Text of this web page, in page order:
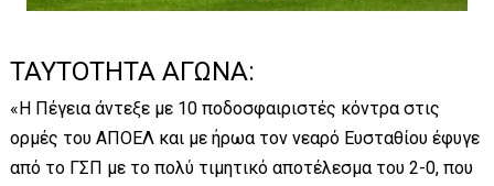
ΤΑΥΤΟΤΗΤΑ ΑΓΩΝΑ:
«Η Πέγεια άντεξε με 10 ποδοσφαιριστές κόντρα στις
ορμές του ΑΠΟΕΛ και με ήρωα τον νεαρό Ευσταθίου έφυγε
από το ΓΣΠ με το πολύ τιμητικό αποτέλεσμα του 2-0, που